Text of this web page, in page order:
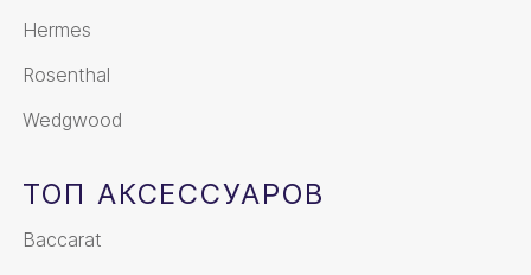
Hermes
Rosenthal
Wedgwood
ТОП АКСЕССУАРОВ
Baccarat